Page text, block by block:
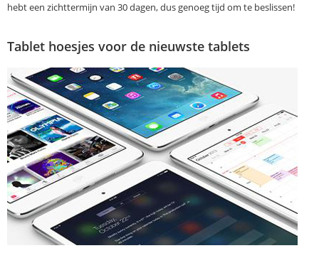
hebt een zichttermijn van 30 dagen, dus genoeg tijd om te beslissen!
Tablet hoesjes voor de nieuwste tablets